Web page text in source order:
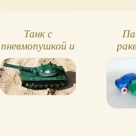
Танк с
пневмопушкой и
патрульный катер
Патриот